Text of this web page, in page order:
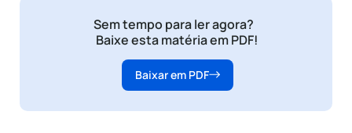
Sem tempo para ler agora?
Baixe esta matéria em PDF!
Baixar em PDF